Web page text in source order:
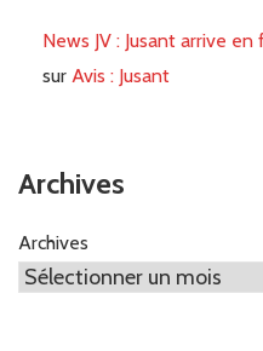
News JV : Jusant arrive
sur Avis : Jusant
Archives
Archives